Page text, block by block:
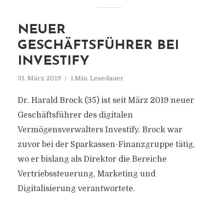
NEUER
GESCHÄFTSFÜHRER BEI
INVESTIFY
31. März 2019 1 Min. Lesedauer
Dr. Harald Brock (35) ist seit März 2019 neuer
Geschäftsführer des digitalen
Vermögensverwalters Investify. Brock war
zuvor bei der Sparkassen-Finanzgruppe tätig,
wo er bislang als Direktor die Bereiche
Vertriebssteuerung, Marketing und
Digitalisierung verantwortete.